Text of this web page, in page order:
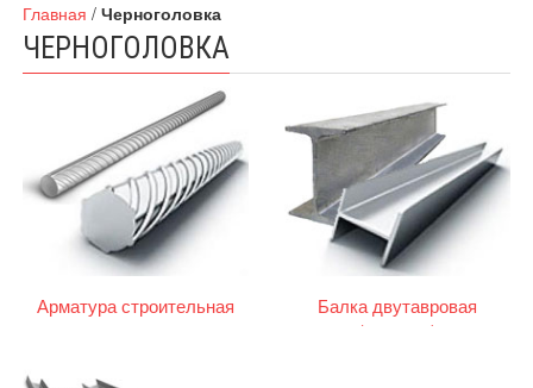
Главная /Черноголовка
ЧЕРНОГОЛОВКА
Арматура строительная
Балка двутавровая
(двутавр)